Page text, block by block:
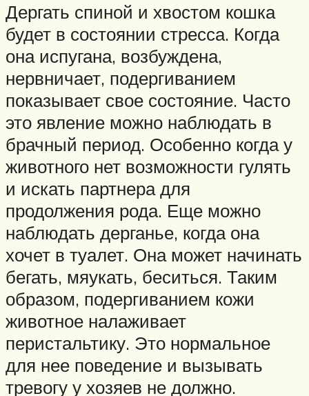
Дергать спиной и хвостом кошка
будет в состоянии стресса. Когда
она испугана, возбуждена,
нервничает, подергиванием
показывает свое состояние. Часто
это явление можно наблюдать в
брачный период. Особенно когда у
животного нет возможности гулять
и искать партнера для
продолжения рода. Еще можно
наблюдать дерганье, когда она
хочет в туалет. Она может начинать
бегать, мяукать, беситься. Таким
образом, подергиванием кожи
животное налаживает
перистальтику. Это нормальное
для нее поведение и вызывать
тревогу у хозяев не должно.